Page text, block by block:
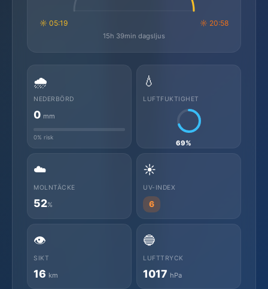
☼ 05:19 ☼ 20:58
15h 39min dagsljus
🌧️
NEDERBÖRD
0 mm
0% risk
💧
LUFTFUKTIGHET
69%
☁️
MOLNTÄCKE
52%
☀️
UV-INDEX
6
👁️
SIKT
16 km
🔵
LUFTTRYCK
1017 hPa